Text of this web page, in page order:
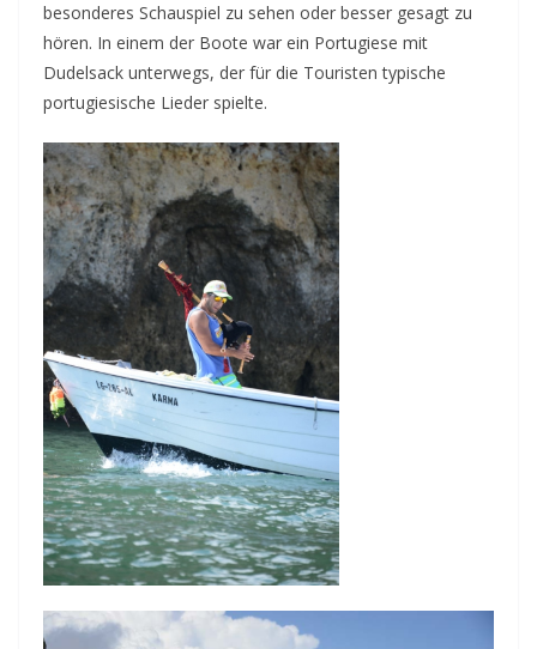
besonderes Schauspiel zu sehen oder besser gesagt zu
hören. In einem der Boote war ein Portugiese mit
Dudelsack unterwegs, der für die Touristen typische
portugiesische Lieder spielte.